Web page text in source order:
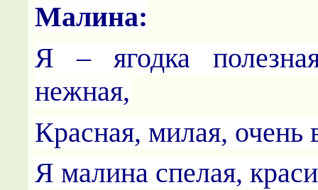
Малина:
Я – ягодка
нежная,
Красная, милая, очень
Я малина спелая,